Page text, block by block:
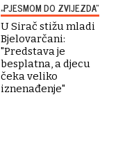
„PJESMOM DO ZVIJEZDA“
U Sirač stižu mladi
Bjelovarčani:
"Predstava je
besplatna, a djecu
čeka veliko
iznenađenje"